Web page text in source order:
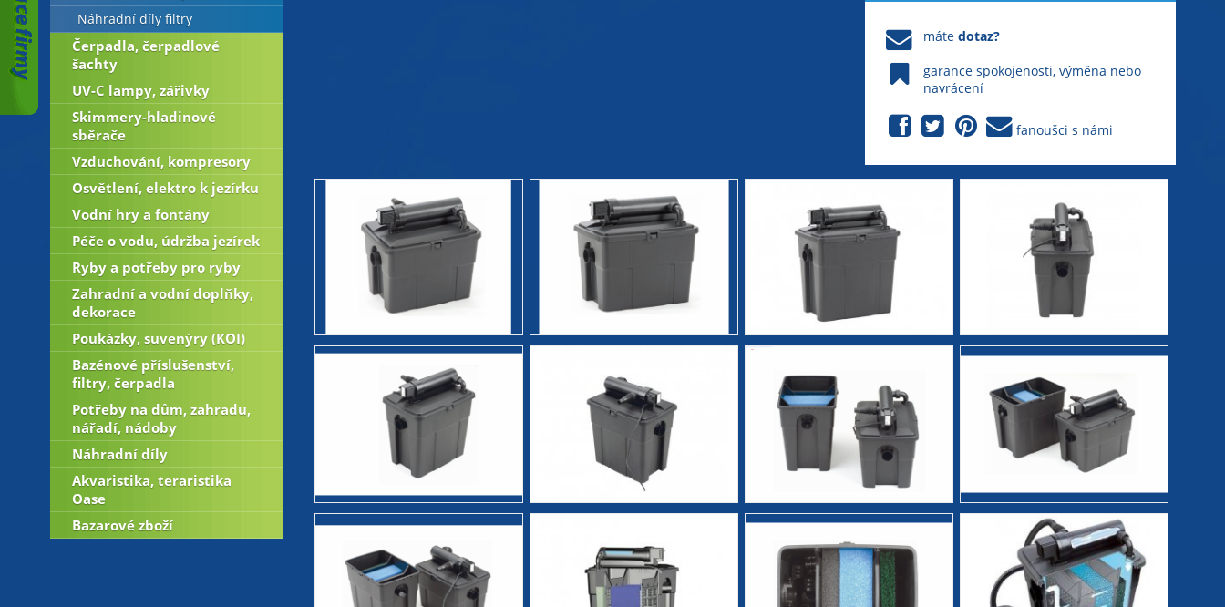
mátedotaz?
garance spokojenosti, výměna nebo
navrácení
fanoušci s námi
Náhradní díly filtry
Čerpadla, čerpadlové
šachty
UV-C lampy, zářivky
Skimmery-hladinové
sběrače
Vzduchování, kompresory
Osvětlení, elektro k jezírku
Vodní hry a fontány
Péče o vodu, údržba jezírek
Ryby a potřeby pro ryby
Zahradní a vodní doplňky,
dekorace
Poukázky, suvenýry (KOI)
Bazénové příslušenství,
filtry, čerpadla
Potřeby na dům, zahradu,
nářadí, nádoby
Náhradní díly
Akvaristika, teraristika
Oase
Bazarové zboží